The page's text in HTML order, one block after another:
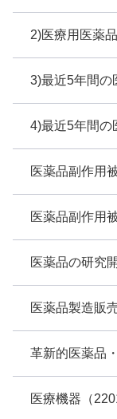
2)医療用医薬
3)最近5年間の
4)最近5年間の
医薬品副作用
医薬品副作用
医薬品の研究
医薬品製造販
革新的医薬品
医療機器（